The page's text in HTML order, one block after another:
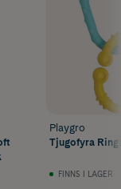
Playgro
Tjugofyra
FINNS I LAGER